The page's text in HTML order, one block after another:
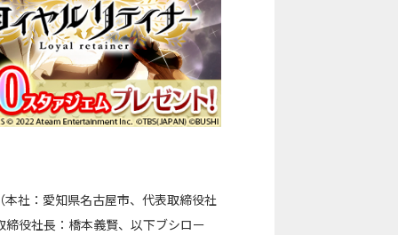
社：愛知県名古屋市、代表取締役社
役社長：橋本義賢、以下ブシロー